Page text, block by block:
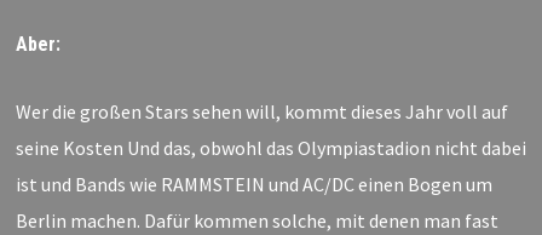
Aber:
Wer die großen Stars sehen will, kommt dieses Jahr voll auf
seine Kosten Und das, obwohl das Olympiastadion nicht dabei
ist und Bands wie RAMMSTEIN und AC/DC einen Bogen um
Berlin machen. Dafür kommen solche, mit denen man fast